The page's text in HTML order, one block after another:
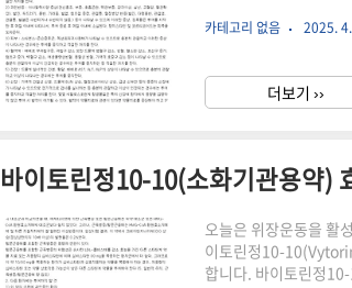
추천드립니다.설명드
란?경보세파클러캡슐
농도를 감소시키는
카테고리 없음 2025.
더보기 ››
바이토린정10-10(소화기관용약)
오늘은 위장운동을 활
이토린정10-
합니다. 바이토린정